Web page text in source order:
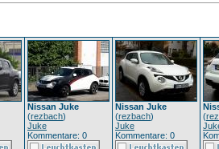
Nissan Juke
(rezbach)
Juke
Kommentare: 0
Nissan Juke
(rezbach)
Juke
Kommentare: 0
(